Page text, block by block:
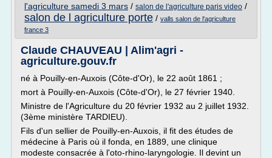
l'agriculture samedi 3 mars / salon de l'agriculture paris video /
salon de l agriculture porte / valls salon de l'agriculture
france 3
Claude CHAUVEAU | Alim'agri -
agriculture.gouv.fr
né à Pouilly-en-Auxois (Côte-d'Or), le 22 août 1861 ;
mort à Pouilly-en-Auxois (Côte-d'Or), le 27 février 1940.
Ministre de l'Agriculture du 20 février 1932 au 2 juillet 1932.
(3ème ministère TARDIEU).
Fils d'un sellier de Pouilly-en-Auxois, il fit des études de
médecine à Paris où il fonda, en 1889, une clinique
modeste consacrée à l'oto-rhino-laryngologie. Il devint un